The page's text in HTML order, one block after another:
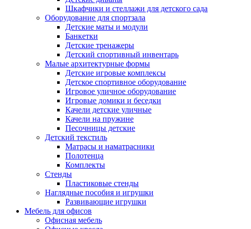
Шкафчики и стеллажи для детского сада
Оборудование для спортзала
Детские маты и модули
Банкетки
Детские тренажеры
Детский спортивный инвентарь
Малые архитектурные формы
Детские игровые комплексы
Детское спортивное оборудование
Игровое уличное оборудование
Игровые домики и беседки
Качели детские уличные
Качели на пружине
Песочницы детские
Детский текстиль
Матрасы и наматрасники
Полотенца
Комплекты
Стенды
Пластиковые стенды
Наглядные пособия и игрушки
Развивающие игрушки
Мебель для офисов
Офисная мебель